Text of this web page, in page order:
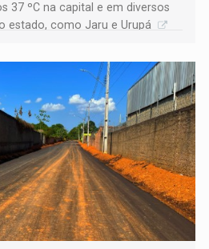
37 ºC na capital e em diversos
estado, como Jaru e Urupá